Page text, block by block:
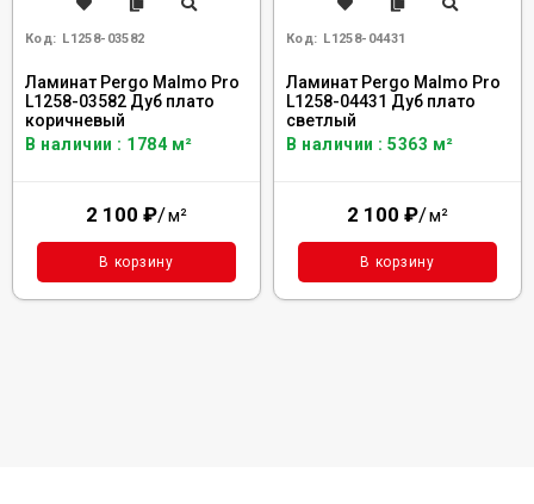
Код: L1258-03582
Ламинат Pergo Malmo Pro
L1258-03582 Дуб плато
коричневый
В наличии : 1784 м²
2 100 ₽/м²
В корзину
Код: L1258-04431
Ламинат Pergo Malmo Pro
L1258-04431 Дуб плато
светлый
В наличии : 5363 м²
2 100 ₽/м²
В корзину